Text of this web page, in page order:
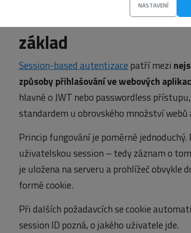
NASTAVENÍ
Session autentizace:
základ
Session-based autentizace patří mezi
způsoby přihlašování ve webových
hlavně o JWT nebo passwordless
standardem u obrovského množství
Princip fungování je poměrně
uživatelskou session – tedy záznam o
je uložena na serveru a prohlížeč
formě cookie.
Při dalších požadavcích se cookie
session ID pozná, o jakého uživatele jde.